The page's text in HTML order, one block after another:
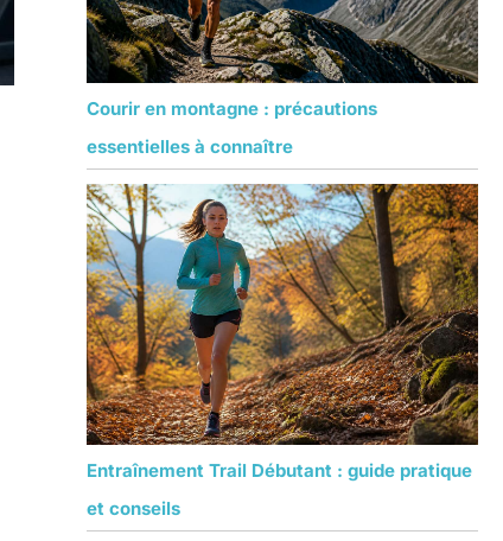
Courir en montagne : précautions
essentielles à connaître
Entraînement Trail Débutant : guide pratique
et conseils